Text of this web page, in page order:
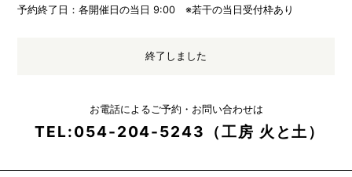
予約終了日：各開催日の当日 9:00 ※若干の当日受付枠あり
終了しました
お電話によるご予約・お問い合わせは
TEL:054-204-5243（工房 火と土）